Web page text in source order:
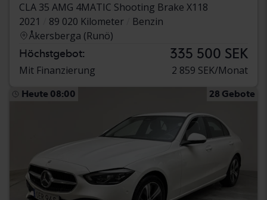
CLA 35 AMG 4MATIC Shooting Brake X118
2021
89 020 Kilometer
Benzin
Åkersberga (Runö)
Höchstgebot: 335 500 SEK
Mit Finanzierung 2 859 SEK/Monat
Heute 08:00 28 Gebote